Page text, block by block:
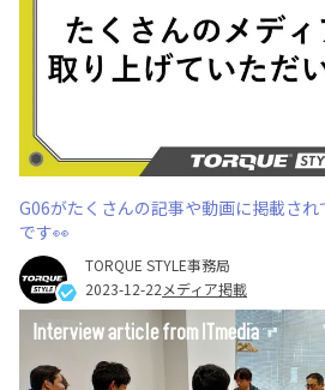
G06がたくさんの記事や動画に掲載さ
です👀
TORQUE STYLE事務局
2023-12-22 メディア掲載